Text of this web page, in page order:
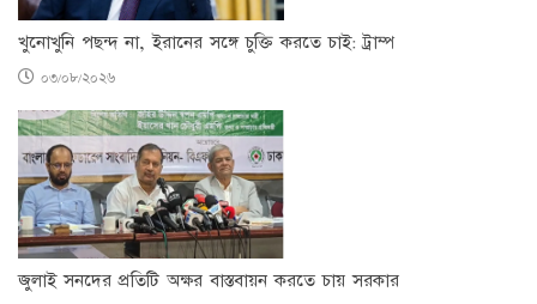
খুনোখুনি পছন্দ না, ইরানের সঙ্গে চুক্তি করতে চাই: ট্রাম্প
০৩/০৮/২০২৬
জুলাই সনদের প্রতিটি অক্ষর বাস্তবায়ন করতে চায় সরকার